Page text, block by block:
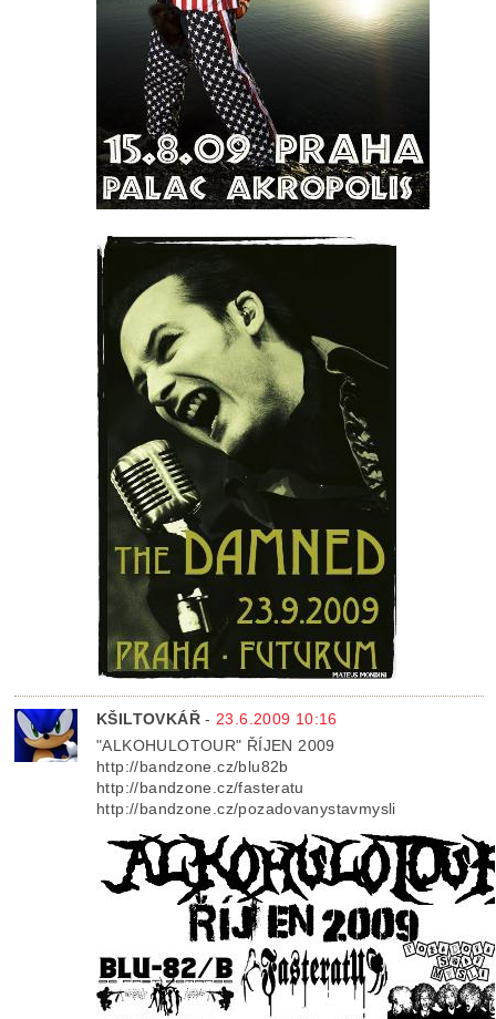
KŠILTOVKÁŘ- 23.6.2009 10:16
"ALKOHULOTOUR" ŘÍJEN 2009
http://bandzone.cz/blu82b
http://bandzone.cz/fasteratu
http://bandzone.cz/pozadovanystavmysli